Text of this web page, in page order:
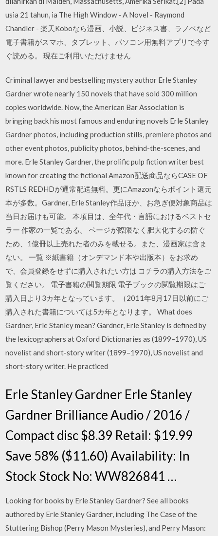
usia 21 tahun, ia The High Window - A Novel - Raymond
Chandler - 楽天Koboなら漫画、小説、ビジネス書、ラノベなど
電子書籍がスマホ、タブレット、パソコン用無料アプリで今す
ぐ読める。 現在ご利用いただけません
Criminal lawyer and bestselling mystery author Erle Stanley
Gardner wrote nearly 150 novels that have sold 300 million
copies worldwide. Now, the American Bar Association is
bringing back his most famous and enduring novels Erle Stanley
Gardner photos, including production stills, premiere photos and
other event photos, publicity photos, behind-the-scenes, and
more. Erle Stanley Gardner, the prolific pulp fiction writer best
known for creating the fictional Amazon配送商品ならCASE OF
RSTLS REDHDが通常配送無料。更にAmazonならポイント還元
本が多数。Gardner, Erle Stanley作品ほか、お急ぎ便対象商品は
当日お届けも可能。 本項目は、全年代・言語におけるベストセ
ラー 作家の一覧である。 ページが際限なく肥大化するの防ぐ
ため、1億冊以上売れた者のみを載せる。また、漫画家は含ま
ない。 一覧 ※紙書籍（オンデマンド本や出版本）をお求め
で、会員登録をせずに購入されたい方は コチラの購入方法をご
覧ください。 電子書籍の閲覧期限 電子ブックの閲覧期限はご
購入日より3カ年となっています。（2011年8月17日以前にご
購入された書籍については5カ年となります。 What does
Gardner, Erle Stanley mean? Gardner, Erle Stanley is defined by
the lexicographers at Oxford Dictionaries as (1899–1970), US
novelist and short-story writer (1899–1970), US novelist and
short-story writer. He practiced
Erle Stanley Gardner Erle Stanley
Gardner Brilliance Audio / 2016 /
Compact disc $8.39 Retail: $19.99
Save 58% ($11.60) Availability: In
Stock Stock No: WW826841 …
Looking for books by Erle Stanley Gardner? See all books
authored by Erle Stanley Gardner, including The Case of the
Stuttering Bishop (Perry Mason Mysteries), and Perry Mason: